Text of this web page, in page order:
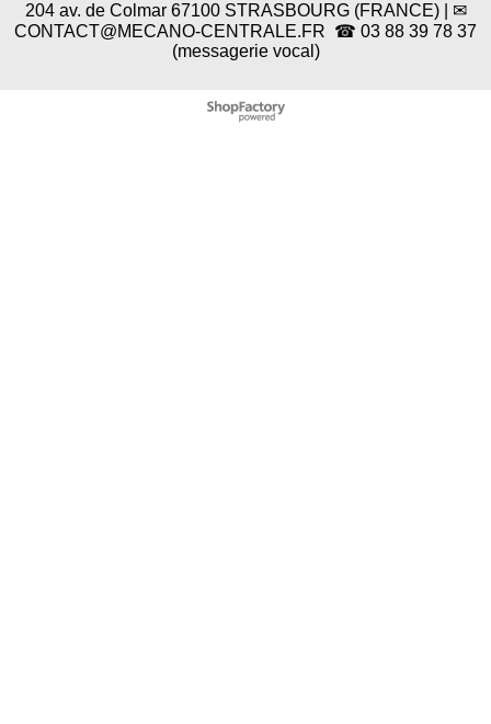
204 av. de Colmar 67100 STRASBOURG (FRANCE) | ✉
CONTACT@MECANO-CENTRALE.FR ☎ 03 88 39 78 37
(messagerie vocal)
Boutique en ligne créés
avec le logiciel